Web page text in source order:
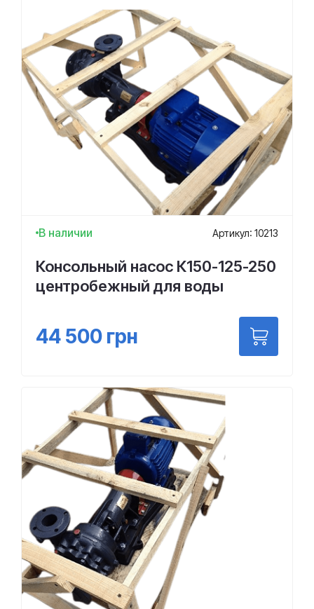
В наличии Артикул: 10213
Консольный насос К150-125-250
центробежный для воды
44 500 грн